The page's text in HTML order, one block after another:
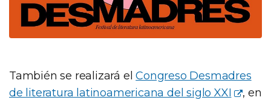
También se realizará elCongreso Desmadres
de literatura latinoamericana del siglo XXI
, en